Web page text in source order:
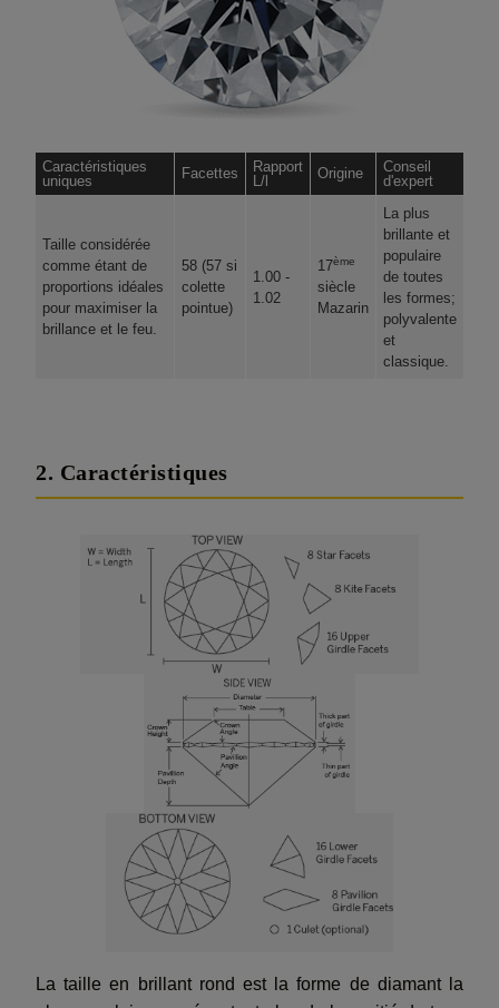
Caractéristiques
uniques
Facettes
Rapport
L/l
Origine
Conseil
d'expert
Taille considérée
comme étant de
proportions idéales
pour maximiser la
brillance et le feu.
58 (57 si
colette
pointue)
1.00 -
1.02
17ème
siècle
Mazarin
La plus
brillante et
populaire
de toutes
les formes;
polyvalente
et
classique.
2. Caractéristiques
La taille en brillant rond est la forme de diamant la